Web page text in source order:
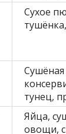
Сухое
тунец,
Яйца,
овощи,